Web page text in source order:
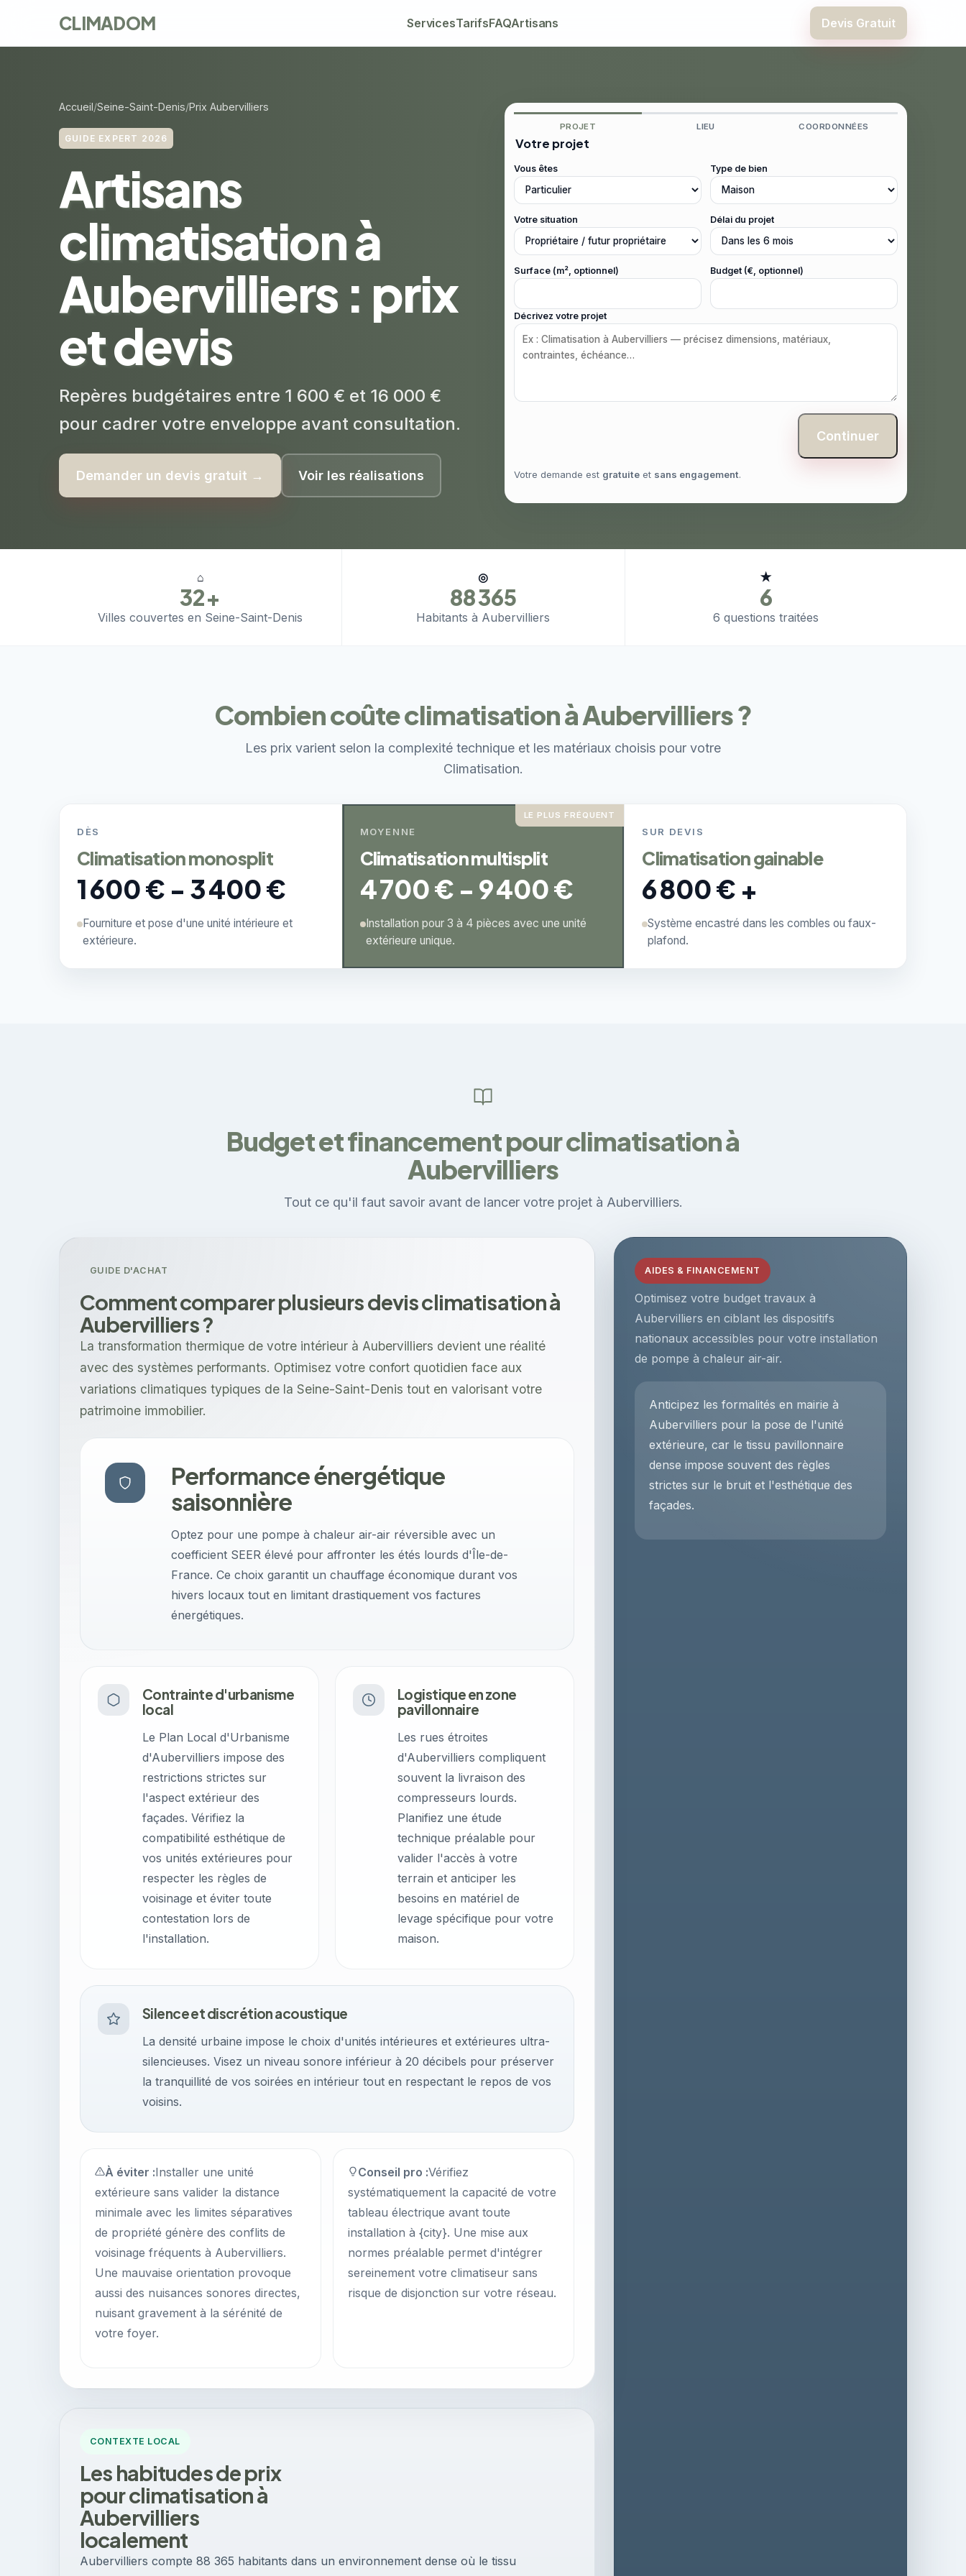
CLIMADOM ServicesTarifsFAQArtisans Devis Gratuit
Accueil Seine-Saint-Denis Prix Aubervilliers
GUIDE EXPERT 2026
Artisans
climatisation à
Aubervilliers : prix
et devis
Repères budgétaires entre 1 600 € et 16 000 €
pour cadrer votre enveloppe avant consultation.
Demander un devis gratuit → Voir les réalisations
PROJET LIEU COORDONNÉES
Votre projet
Vous êtes Type de bien
Votre situation Délai du projet
Surface (m², optionnel) Budget (€, optionnel)
Décrivez votre projet
Continuer
Votre demande est gratuite et sans engagement.
⌂
32+
Villes couvertes en Seine-Saint-Denis
◎
88 365
Habitants à Aubervilliers
★
6
6 questions traitées
Combien coûte climatisation à Aubervilliers ?
Les prix varient selon la complexité technique et les matériaux choisis pour votre
Climatisation.
DÈS
Climatisation monosplit
1 600 € - 3 400 €
Fourniture et pose d'une unité intérieure et
extérieure.
LE PLUS FRÉQUENT
MOYENNE
Climatisation multisplit
4 700 € - 9 400 €
Installation pour 3 à 4 pièces avec une unité
extérieure unique.
SUR DEVIS
Climatisation gainable
6 800 € +
Système encastré dans les combles ou faux-
plafond.
Budget et financement pour climatisation à
Aubervilliers
Tout ce qu'il faut savoir avant de lancer votre projet à Aubervilliers.
AIDES & FINANCEMENT
Optimisez votre budget travaux à
Aubervilliers en ciblant les dispositifs
nationaux accessibles pour votre installation
de pompe à chaleur air-air.
Anticipez les formalités en mairie à
Aubervilliers pour la pose de l'unité
extérieure, car le tissu pavillonnaire
dense impose souvent des règles
strictes sur le bruit et l'esthétique des
façades.
CONTEXTE LOCAL
Les habitudes de prix
pour climatisation à
Aubervilliers
localement
Aubervilliers compte 88 365 habitants dans un environnement dense où le tissu
GUIDE D'ACHAT
Comment comparer plusieurs devis climatisation à
Aubervilliers ?
La transformation thermique de votre intérieur à Aubervilliers devient une réalité
avec des systèmes performants. Optimisez votre confort quotidien face aux
variations climatiques typiques de la Seine-Saint-Denis tout en valorisant votre
patrimoine immobilier.
Performance énergétique
saisonnière
Optez pour une pompe à chaleur air-air réversible avec un
coefficient SEER élevé pour affronter les étés lourds d'Île-de-
France. Ce choix garantit un chauffage économique durant vos
hivers locaux tout en limitant drastiquement vos factures
énergétiques.
Contrainte d'urbanisme
local
Le Plan Local d'Urbanisme
d'Aubervilliers impose des
restrictions strictes sur
l'aspect extérieur des
façades. Vérifiez la
compatibilité esthétique de
vos unités extérieures pour
respecter les règles de
voisinage et éviter toute
contestation lors de
l'installation.
Logistique en zone
pavillonnaire
Les rues étroites
d'Aubervilliers compliquent
souvent la livraison des
compresseurs lourds.
Planifiez une étude
technique préalable pour
valider l'accès à votre
terrain et anticiper les
besoins en matériel de
levage spécifique pour votre
maison.
Silence et discrétion acoustique
La densité urbaine impose le choix d'unités intérieures et extérieures ultra-
silencieuses. Visez un niveau sonore inférieur à 20 décibels pour préserver
la tranquillité de vos soirées en intérieur tout en respectant le repos de vos
voisins.
À éviter :Installer une unité
extérieure sans valider la distance
minimale avec les limites séparatives
de propriété génère des conflits de
voisinage fréquents à Aubervilliers.
Une mauvaise orientation provoque
aussi des nuisances sonores directes,
nuisant gravement à la sérénité de
votre foyer.
Conseil pro :Vérifiez
systématiquement la capacité de votre
tableau électrique avant toute
installation à {city}. Une mise aux
normes préalable permet d'intégrer
sereinement votre climatiseur sans
risque de disjonction sur votre réseau.